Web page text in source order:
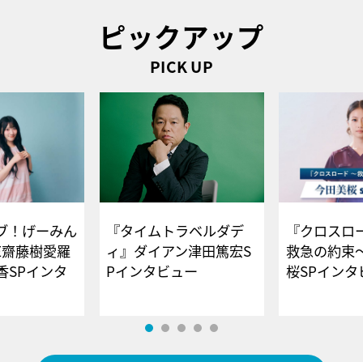
ピックアップ
PICK UP
！げーみん
藤樹愛羅
SPインタ
『タイムトラベルダデ
ィ』ダイアン津田篤宏S
Pインタビュー
『クロス
救急の約束
桜SPイ